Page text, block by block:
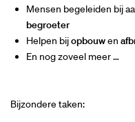
Mensen begeleiden bij
begroeter
Helpen bijopbouwen
En nog zoveel meer …
Bijzondere taken: